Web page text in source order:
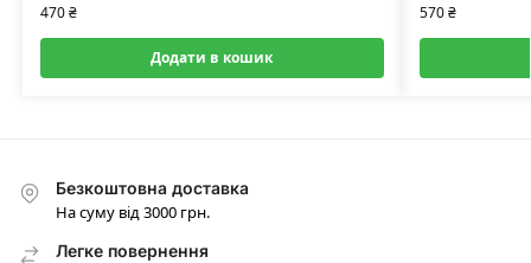
470₴
Додати в кошик
570₴
Безкоштовна доставка
На суму від 3000 грн.
Легке повернення